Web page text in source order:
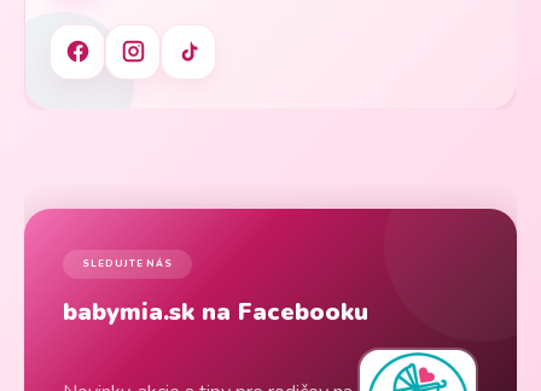
SLEDUJTE NÁS
babymia.sk na Facebooku